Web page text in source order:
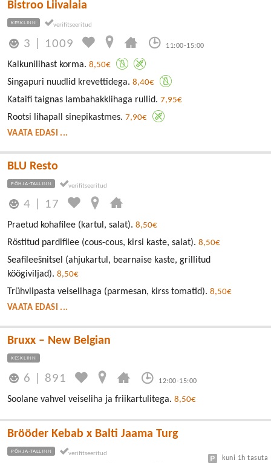
Bistroo Liivalaia
KESKLINN
3 1009 11:00-15:00
Kalkunilihast korma. 8,50€
Singapuri nuudlid krevettidega. 8,40€
Kataifi taignas lambahakklihaga rullid. 7,95€
Rootsi lihapall sinepikastmes. 7,90€
VAATA EDASI ...
BLU Resto
PÕHJA-TALLINN
4 17
Praetud kohafilee (kartul, salat). 8,50€
Röstitud pardifilee (cous-cous, kirsi kaste, salat). 8,50€
Seafileešnitsel (ahjukartul, bearnaise kaste, grillitud
köögiviljad). 8,50€
Trühvlipasta veiselihaga (parmesan, kirss tomatid). 8,50€
VAATA EDASI ...
Bruxx – New Belgian
KESKLINN
6 891 12:00-15:00
Soolane vahvel veiseliha ja friikartulitega. 8,50€
Brööder Kebab x Balti Jaama Turg
PÕHJA-TALLINN
kuni 1h tasuta